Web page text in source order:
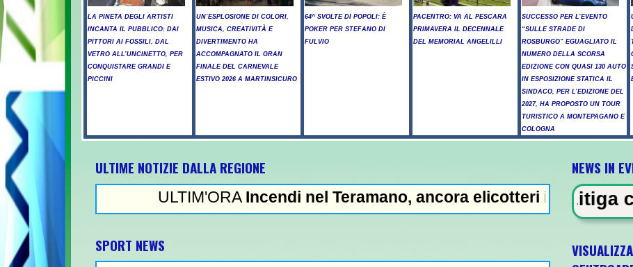
LA PINETA DEGLI ARTISTI
INCANTA IL PUBBLICO: DAI
PITTORI AI FOSSILI, DAL
VETRO ALL’UNCINETTO, PER
CONQUISTARE GRANDI E
PICCINI
UN’ESPLOSIONE DI COLORI,
MUSICA, CREATIVITÀ E
DIVERTIMENTO HA
ACCOMPAGNATO IL GRAN
FINALE DEL CARNEVALE
ESTIVO 2026 A MARTINSICURO
64^ SVOLTE DI POPOLI: È
POKER PER STEFANO DI
FULVIO
PACENTRO: VA AL PESCARA
PRIMAVERA IL DECENNALE
DEL MEMORIAL ANGELILLI
SUCCESSO PER L’EVENTO
“SULLE STRADE DI
ROSBURGO” EGUAGLIATO IL
NUMERO DELLA SCORSA
EDIZIONE CON QUASI 130 AUTO
IN ESPOSIZIONE STATICA IL
SINDACO, PER L’EDIZIONE DEL
2027, HA PROPOSTO UN TOUR
TURISTICO A MONTEPAGANO E
COLOGNA
ULTIME NOTIZIE DALLA REGIONE
Incendi nel Teramano, ancora elicotteri in azione - Marcinelle,
SPORT NEWS
NEWS IN
NEWS IN EVIDENZA - Litiga con i ciclisti